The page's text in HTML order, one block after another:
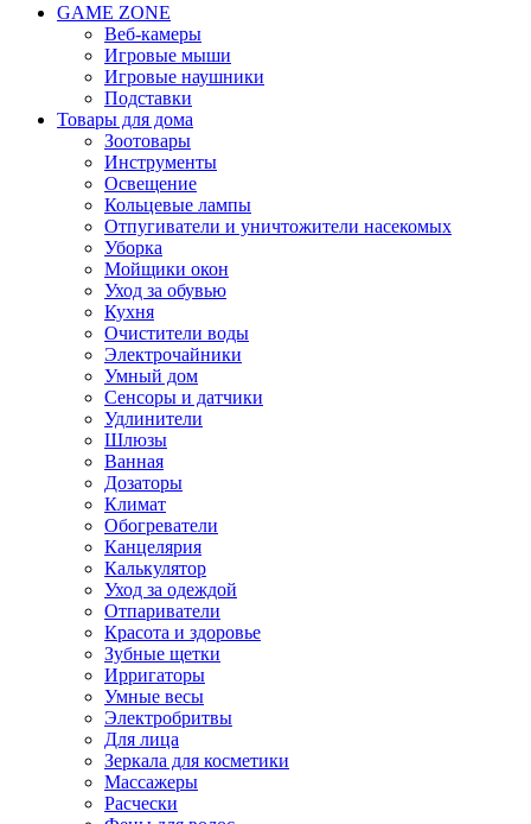
GAME ZONE
Веб-камеры
Игровые мыши
Игровые наушники
Подставки
Товары для дома
Зоотовары
Инструменты
Освещение
Кольцевые лампы
Отпугиватели и уничтожители насекомых
Уборка
Мойщики окон
Уход за обувью
Кухня
Очистители воды
Электрочайники
Умный дом
Сенсоры и датчики
Удлинители
Шлюзы
Ванная
Дозаторы
Климат
Обогреватели
Канцелярия
Калькулятор
Уход за одеждой
Отпариватели
Красота и здоровье
Зубные щетки
Ирригаторы
Умные весы
Электробритвы
Для лица
Зеркала для косметики
Массажеры
Расчески